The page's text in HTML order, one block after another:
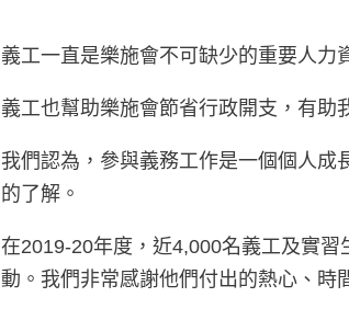
義工一直是樂施會不可缺少的重要人力
義工也幫助樂施會節省行政開支，有助
我們認為，參與義務工作是一個個人成
的了解。
在2019-20年度，近4,000名義工及實
動。我們非常感謝他們付出的熱心、時